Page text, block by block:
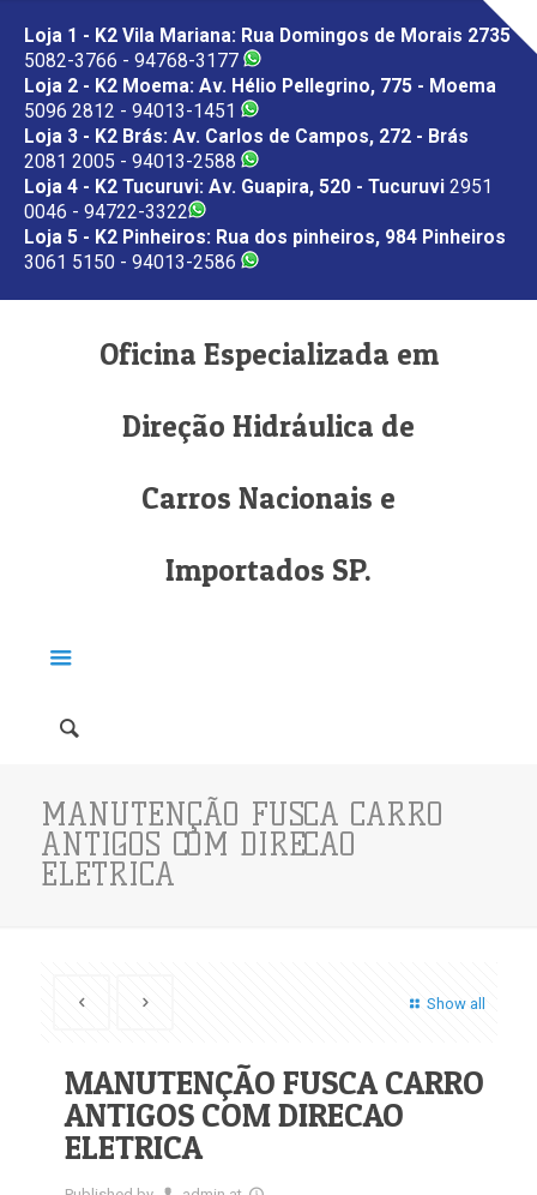
Loja 1 - K2 Vila Mariana: Rua Domingos de Morais 2735
5082-3766 - 94768-3177
Loja 2 - K2 Moema: Av. Hélio Pellegrino, 775 - Moema
5096 2812 - 94013-1451
Loja 3 - K2 Brás: Av. Carlos de Campos, 272 - Brás
2081 2005 - 94013-2588
Loja 4 - K2 Tucuruvi: Av. Guapira, 520 - Tucuruvi 2951
0046 - 94722-3322
Loja 5 - K2 Pinheiros: Rua dos pinheiros, 984 Pinheiros
3061 5150 - 94013-2586
Oficina Especializada em
Direção Hidráulica de
Carros Nacionais e
Importados SP.
MANUTENÇÃO FUSCA CARRO
ANTIGOS COM DIRECAO
ELETRICA
Show all
MANUTENÇÃO FUSCA CARRO
ANTIGOS COM DIRECAO
ELETRICA